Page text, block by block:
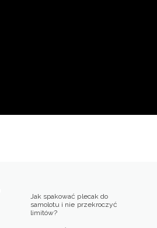
Jak spakować plecak do
samolotu i nie przekroczyć
limitów?